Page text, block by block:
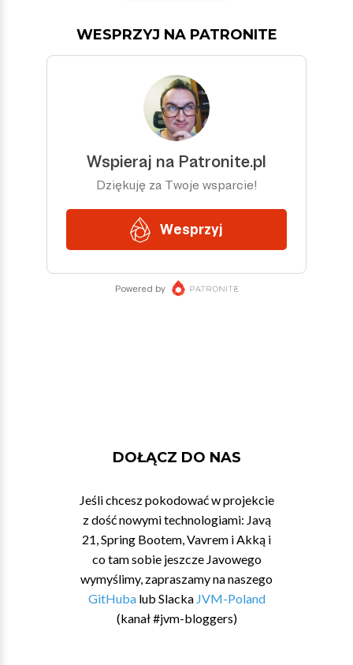
WESPRZYJ NA PATRONITE
DOŁĄCZ DO NAS
Jeśli chcesz pokodować w projekcie
z dość nowymi technologiami: Javą
21, Spring Bootem, Vavrem i Akką i
co tam sobie jeszcze Javowego
wymyślimy, zapraszamy na naszego
GitHubalub Slacka JVM-Poland
(kanał #jvm-bloggers)